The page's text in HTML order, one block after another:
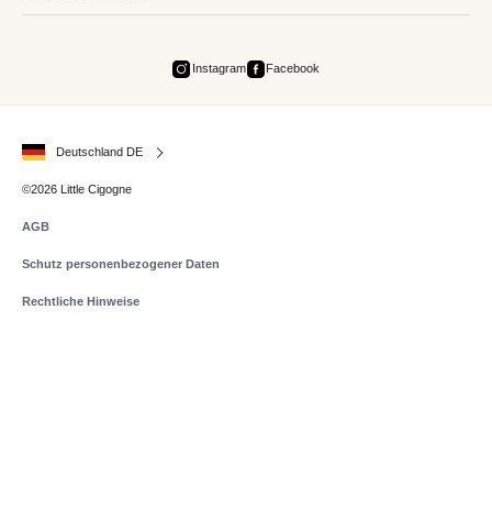
Instagram Facebook
Deutschland DE
©2026 Little Cigogne
AGB
Schutz personenbezogener Daten
Rechtliche Hinweise